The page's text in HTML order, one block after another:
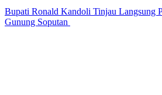
Bupati Ronald Kandoli Tinjau Langsung
Gunung Soputan